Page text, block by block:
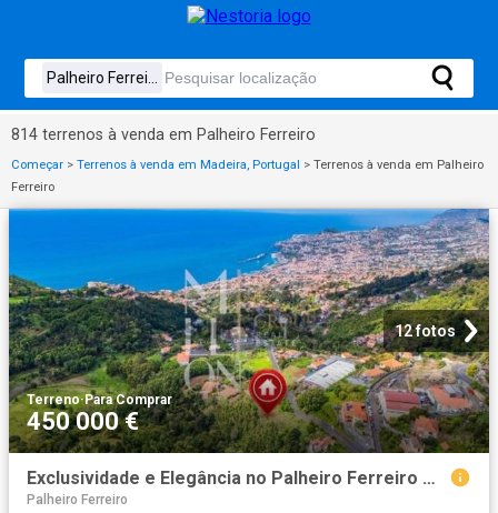
814 terrenos à venda em Palheiro Ferreiro
Começar > Terrenos à venda em Madeira, Portugal > Terrenos à venda em Palheiro
Ferreiro
12 fotos
Terreno·Para Comprar
450 000 €
Exclusividade e Elegância no Palheiro Ferreiro Madeira
Palheiro Ferreiro